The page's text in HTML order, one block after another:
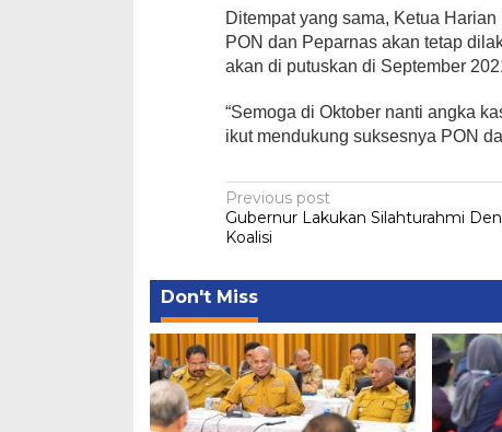
Ditempat yang sama, Ketua
PON dan Peparnas akan tetap
akan di putuskan di September
“Semoga di Oktober nanti angka
ikut mendukung suksesnya PON
Post
navigation
Previous post
Gubernur Lakukan Silahturahmi
Koalisi
Don't Miss